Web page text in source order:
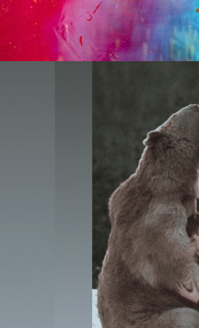
Tüm
Demet